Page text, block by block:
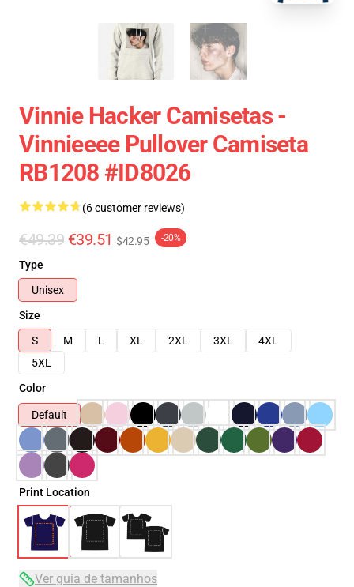
Vinnie Hacker Camisetas -
Vinnieeee Pullover Camiseta
RB1208 #ID8026
(6 customer reviews)
€49.39 €39.51 $42.95 -20%
Type
Unisex
Size
S
M L XL 2XL 3XL
4XL
5XL
Color
Default
Print Location
Ver guia de tamanhos